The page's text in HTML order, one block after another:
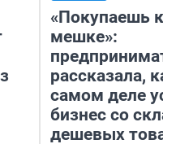
«Покупаешь
мешке»:
рассказала,
самом деле
бизнес со
дешевых